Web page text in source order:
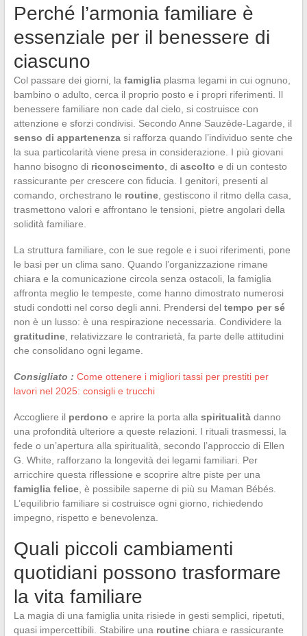
Perché l’armonia familiare è
essenziale per il benessere di
ciascuno
Col passare dei giorni, la famigliaplasma legami in cui ognuno,
bambino o adulto, cerca il proprio posto e i propri riferimenti. Il
benessere familiare non cade dal cielo, si costruisce con
attenzione e sforzi condivisi. Secondo Anne Sauzède-Lagarde, il
senso di appartenenzasi rafforza quando l’individuo sente che
la sua particolarità viene presa in considerazione. I più giovani
hanno bisogno di riconoscimento , di ascolto e di un contesto
rassicurante per crescere con fiducia. I genitori, presenti al
comando, orchestrano le routine, gestiscono il ritmo della casa,
trasmettono valori e affrontano le tensioni, pietre angolari della
solidità familiare.
La struttura familiare, con le sue regole e i suoi riferimenti, pone
le basi per un clima sano. Quando l’organizzazione rimane
chiara e la comunicazione circola senza ostacoli, la famiglia
affronta meglio le tempeste, come hanno dimostrato numerosi
studi condotti nel corso degli anni. Prendersi del tempo per sé
non è un lusso: è una respirazione necessaria. Condividere la
gratitudine, relativizzare le contrarietà, fa parte delle attitudini
che consolidano ogni legame.
Consigliato : Come ottenere i migliori tassi per prestiti per
lavori nel 2025: consigli e trucchi
Accogliere il perdono e aprire la porta alla spiritualitàdanno
una profondità ulteriore a queste relazioni. I rituali trasmessi, la
fede o un’apertura alla spiritualità, secondo l’approccio di Ellen
G. White, rafforzano la longevità dei legami familiari. Per
arricchire questa riflessione e scoprire altre piste per una
famiglia felice, è possibile saperne di più su Maman Bébés.
L’equilibrio familiare si costruisce ogni giorno, richiedendo
impegno, rispetto e benevolenza.
Quali piccoli cambiamenti
quotidiani possono trasformare
la vita familiare
La magia di una famiglia unita risiede in gesti semplici, ripetuti,
quasi impercettibili. Stabilire una routinechiara e rassicurante